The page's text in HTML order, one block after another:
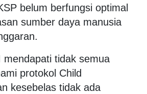
belum berfungsi optimal
sumber daya manusia
mendapati tidak semua
protokol Child
kesebelas tidak ada